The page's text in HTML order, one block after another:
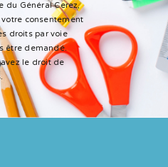
du Général Cerez,
consentement
droits par voie
être demandé.
le droit de